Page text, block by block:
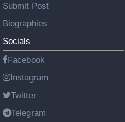
Submit Post
Biographies
Socials
Facebook
Instagram
Twitter
Telegram